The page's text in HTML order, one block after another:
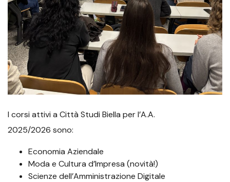
I corsi attivi a Città Studi Biella per l’A.A.
2025/2026 sono:
Economia Aziendale
Moda e Cultura d’Impresa (novità!)
Scienze dell’Amministrazione Digitale